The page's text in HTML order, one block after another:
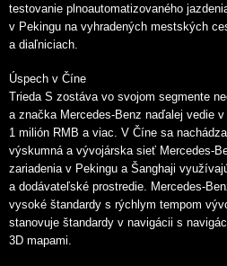
testovanie plnoautomatizovaného
v Pekingu na vyhradených mestských
a diaľniciach.
Úspech v Číne
Trieda S zostáva vo svojom segmente
a značka Mercedes-Benz naďalej vedie
1 milión RMB a viac. V Číne sa
výskumná a vývojárska sieť Mercedes-
zariadenia v Pekingu a Šanghaji
a dodávateľské prostredie. Mercedes-
vysoké štandardy s rýchlym tempom
stanovuje štandardy v navigácii s
3D mapami.